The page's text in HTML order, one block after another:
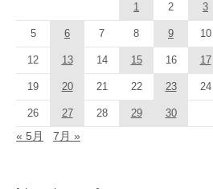
1 2 3
5 6 7 8 9 10
12 13 14 15 16 17
19 20 21 22 23 24
26 27 28 29 30
« 5月 7月 »